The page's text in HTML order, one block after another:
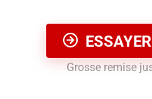
Grosse remise